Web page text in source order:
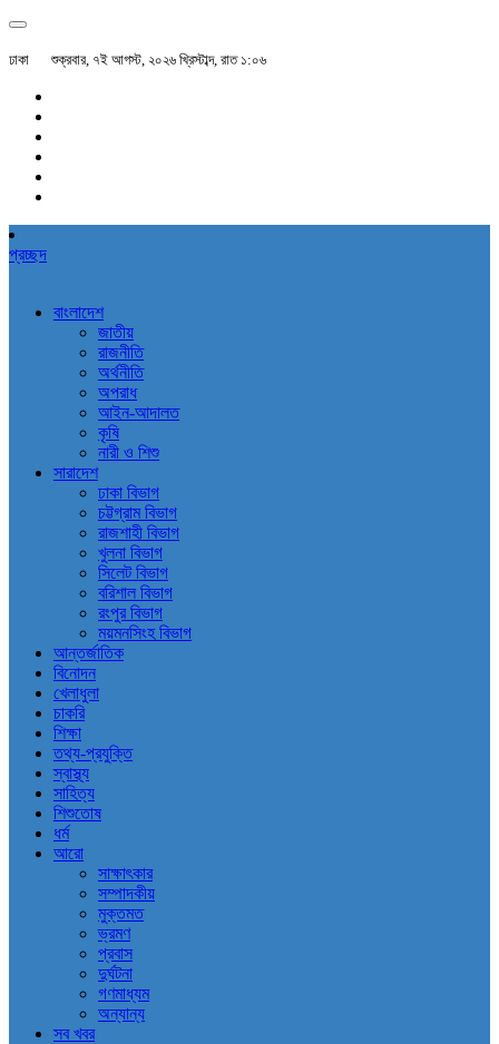
ঢাকা শুক্রবার, ৭ই আগস্ট, ২০২৬ খ্রিস্টাব্দ, রাত ১:০৬
প্রচ্ছদ
বাংলাদেশ
জাতীয়
রাজনীতি
অর্থনীতি
অপরাধ
আইন-আদালত
কৃষি
নারী ও শিশু
সারাদেশ
ঢাকা বিভাগ
চট্টগ্রাম বিভাগ
রাজশাহী বিভাগ
খুলনা বিভাগ
সিলেট বিভাগ
বরিশাল বিভাগ
রংপুর বিভাগ
ময়মনসিংহ বিভাগ
আন্তর্জাতিক
বিনোদন
খেলাধুলা
চাকরি
শিক্ষা
তথ্য-প্রযুক্তি
স্বাস্থ্য
সাহিত্য
শিশুতোষ
ধর্ম
আরো
সাক্ষাৎকার
সম্পাদকীয়
মুক্তমত
ভ্রমণ
প্রবাস
দুর্ঘটনা
গণমাধ্যম
অন্যান্য
সব খবর